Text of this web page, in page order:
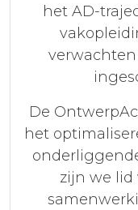
het AD-
verwachten
De
het
zijn we lid